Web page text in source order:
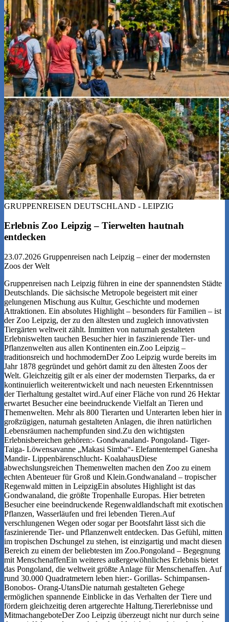
GRUPPENREISEN DEUTSCHLAND - LEIPZIG
Erlebnis Zoo Leipzig – Tierwelten hautnah
entdecken
23.07.2026 Gruppenreisen nach Leipzig – einer der modernsten
Zoos der Welt
Gruppenreisen nach Leipzig führen in eine der spannendsten Städte
Deutschlands. Die sächsische Metropole begeistert mit einer
gelungenen Mischung aus Kultur, Geschichte und modernen
Attraktionen. Ein absolutes Highlight – besonders für Familien – ist
der Zoo Leipzig, der zu den ältesten und zugleich innovativsten
Tiergärten weltweit zählt. Inmitten von naturnah gestalteten
Erlebniswelten tauchen Besucher hier in faszinierende Tier- und
Pflanzenwelten aus allen Kontinenten ein.Zoo Leipzig –
traditionsreich und hochmodernDer Zoo Leipzig wurde bereits im
Jahr 1878 gegründet und gehört damit zu den ältesten Zoos der
Welt. Gleichzeitig gilt er als einer der modernsten Tierparks, da er
kontinuierlich weiterentwickelt und nach neuesten Erkenntnissen
der Tierhaltung gestaltet wird.Auf einer Fläche von rund 26 Hektar
erwartet Besucher eine beeindruckende Vielfalt an Tieren und
Themenwelten. Mehr als 800 Tierarten und Unterarten leben hier in
großzügigen, naturnah gestalteten Anlagen, die ihren natürlichen
Lebensräumen nachempfunden sind.Zu den wichtigsten
Erlebnisbereichen gehören:- Gondwanaland- Pongoland- Tiger-
Taiga- Löwensavanne „Makasi Simba“- Elefantentempel Ganesha
Mandir- Lippenbärenschlucht- KoalahausDiese
abwechslungsreichen Themenwelten machen den Zoo zu einem
echten Abenteuer für Groß und Klein.Gondwanaland – tropischer
Regenwald mitten in LeipzigEin absolutes Highlight ist das
Gondwanaland, die größte Tropenhalle Europas. Hier betreten
Besucher eine beeindruckende Regenwaldlandschaft mit exotischen
Pflanzen, Wasserläufen und frei lebenden Tieren.Auf
verschlungenen Wegen oder sogar per Bootsfahrt lässt sich die
faszinierende Tier- und Pflanzenwelt entdecken. Das Gefühl, mitten
im tropischen Dschungel zu stehen, ist einzigartig und macht diesen
Bereich zu einem der beliebtesten im Zoo.Pongoland – Begegnung
mit MenschenaffenEin weiteres außergewöhnliches Erlebnis bietet
das Pongoland, die weltweit größte Anlage für Menschenaffen. Auf
rund 30.000 Quadratmetern leben hier:- Gorillas- Schimpansen-
Bonobos- Orang-UtansDie naturnah gestalteten Gehege
ermöglichen spannende Einblicke in das Verhalten der Tiere und
fördern gleichzeitig deren artgerechte Haltung.Tiererlebnisse und
MitmachangeboteDer Zoo Leipzig überzeugt nicht nur durch seine